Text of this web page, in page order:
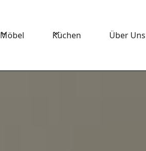
Möbel Küchen Über Uns